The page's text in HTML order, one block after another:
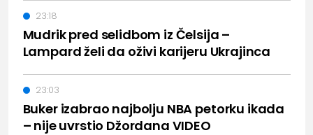
Mudrik pred selidbom iz Čelsija –
Lampard želi da oživi karijeru Ukrajinca
23:18
Buker izabrao najbolju NBA petorku ikada
– nije uvrstio Džordana VIDEO
23:03